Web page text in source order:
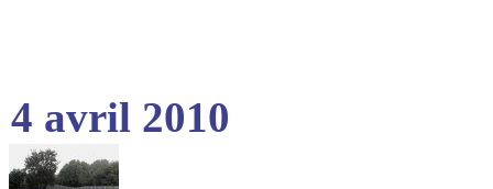
4 avril 2010